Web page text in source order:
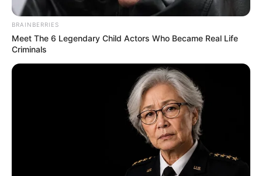
é uma ótima opção para
dar uma nova utilidade a uma peça que está
velha ou que não serve mais. Além disso, nós
mulheres sabemos que bolsas nunca são demais.
BRAINBERRIES
Meet The 6 Legendary Child Actors Who Became Real Life
Criminals